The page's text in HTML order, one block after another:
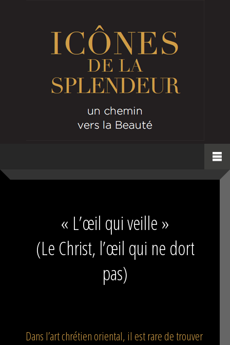
« L’œil qui veille »
(Le Christ, l’œil qui ne dort
pas)
Dans l’art chrétien oriental, il est rare de trouver